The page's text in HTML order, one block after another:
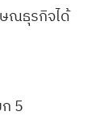
ณธุรกิจได้
5